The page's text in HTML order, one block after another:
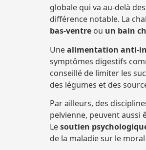
globale qui va au-delà
différence notable. La
bas-ventre ou un bain
Unealimentation anti-
symptômes digestifs
conseillé de limiter les
des légumes et des
Par ailleurs, des
pelvienne, peuvent
Lesoutien
de la maladie sur le